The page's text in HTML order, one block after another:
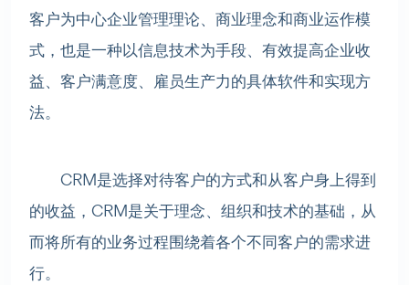
客户为中心企业管理理论、商业理念和商业运作模
式，也是一种以信息技术为手段、有效提高企业收
益、客户满意度、雇员生产力的具体软件和实现方
法。
CRM是选择对待客户的方式和从客户身上得到
的收益，CRM是关于理念、组织和技术的基础，从
而将所有的业务过程围绕着各个不同客户的需求进
行。